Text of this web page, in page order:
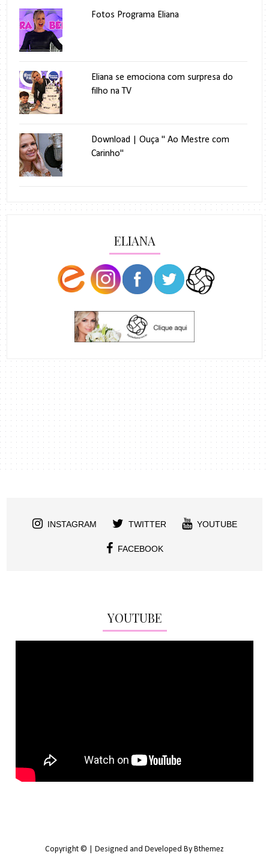
Fotos Programa Eliana
Eliana se emociona com surpresa do
filho na TV
Download | Ouça " Ao Mestre com
Carinho"
ELIANA
INSTAGRAM TWITTER YOUTUBE
FACEBOOK
YOUTUBE
Copyright © | Designed and Developed By Bthemez